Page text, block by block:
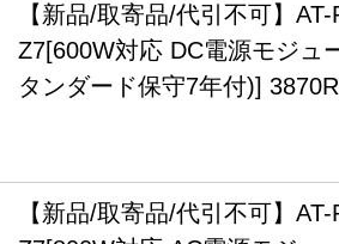
【新品/取寄品/代引不可】
Z7[600W対応 DC電源モジュ
タンダード保守7年付)]
【新品/取寄品/代引不可】